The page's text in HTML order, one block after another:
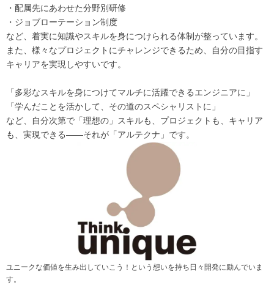
・配属先にあわせた分野別研修
・ジョブローテーション制度
など、着実に知識やスキルを身につけられる体制が整っています。
また、様々なプロジェクトにチャレンジできるため、自分の目指す
キャリアを実現しやすいです。
「多彩なスキルを身につけてマルチに活躍できるエンジニアに」
「学んだことを活かして、その道のスペシャリストに」
など、自分次第で「理想の」スキルも、プロジェクトも、キャリア
も、実現できる――それが「アルテクナ」です。
ユニークな価値を生み出していこう！という想いを持ち日々開発に励んでいま
す。